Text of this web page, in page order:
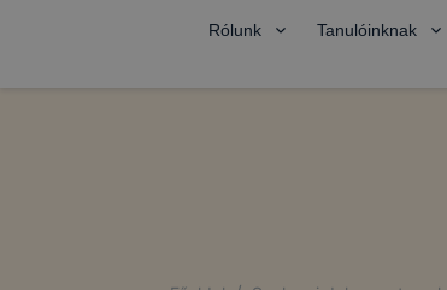
Rólunk Tanulóinknak